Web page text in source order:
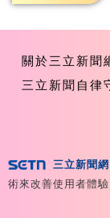
關於三立新聞
三立新聞自律
Copyright
Reserved 版權
三立新聞網
術來改善使用者體